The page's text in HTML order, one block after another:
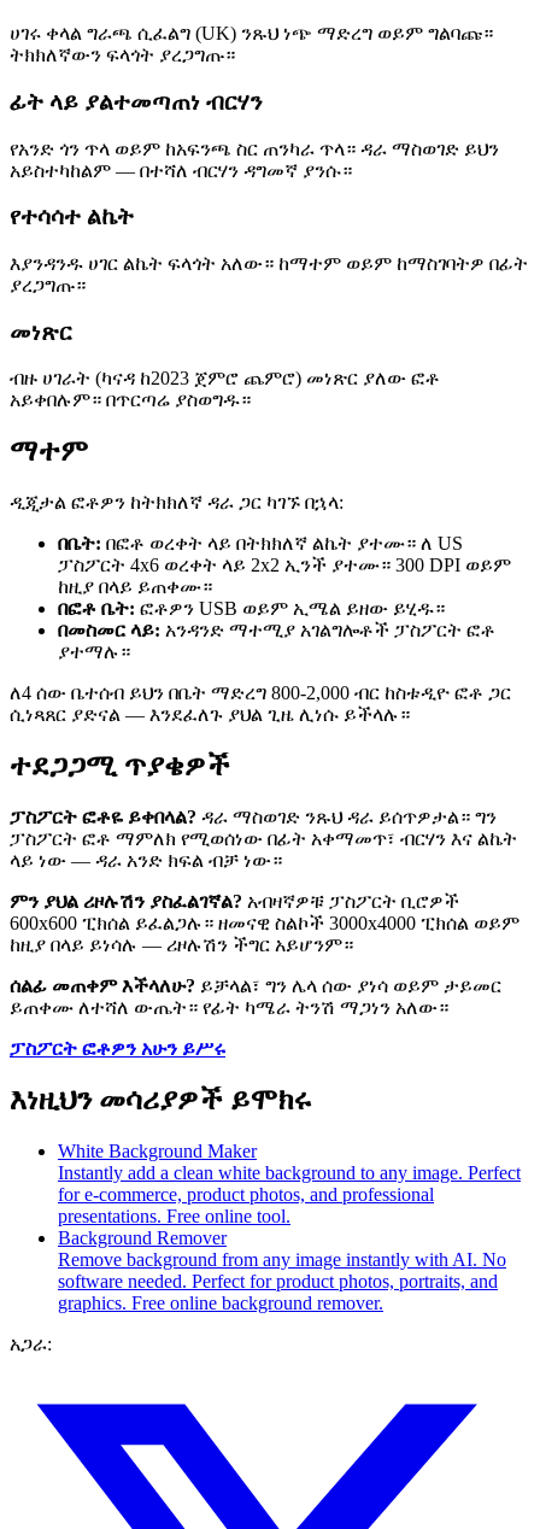
ሀገሩ ቀላል ግራጫ ሲፈልግ (UK) ንጹህ ነጭ ማድረግ ወይም ግልባጩ።
ትክክለኛውን ፍላጎት ያረጋግጡ።
ፊት ላይ ያልተመጣጠነ ብርሃን
የአንድ ጎን ጥላ ወይም ከአፍንጫ ስር ጠንካራ ጥላ። ዳራ ማስወገድ ይህን
አይስተካከልም — በተሻለ ብርሃን ዳግመኛ ያንሱ።
የተሳሳተ ልኬት
እያንዳንዱ ሀገር ልኬት ፍላጎት አለው። ከማተም ወይም ከማስገባትዎ በፊት
ያረጋግጡ።
መነጽር
ብዙ ሀገራት (ካናዳ ከ2023 ጀምሮ ጨምሮ) መነጽር ያለው ፎቶ
አይቀበሉም። በጥርጣሬ ያስወግዱ።
ማተም
ዲጂታል ፎቶዎን ከትክክለኛ ዳራ ጋር ካገኙ በኋላ:
በቤት: በፎቶ ወረቀት ላይ በትክክለኛ ልኬት ያተሙ። ለ US
ፓስፖርት 4x6 ወረቀት ላይ 2x2 ኢንች ያተሙ። 300 DPI ወይም
ከዚያ በላይ ይጠቀሙ።
በፎቶ ቤት: ፎቶዎን USB ወይም ኢሜል ይዘው ይሂዱ።
በመስመር ላይ: አንዳንድ ማተሚያ አገልግሎቶች ፓስፖርት ፎቶ
ያተማሉ።
ለ4 ሰው ቤተሰብ ይህን በቤት ማድረግ 800-2,000 ብር ከስቱዲዮ ፎቶ ጋር
ሲነጻጸር ያድናል — እንደፈለጉ ያህል ጊዜ ሊነሱ ይችላሉ።
ተደጋጋሚ ጥያቄዎች
ፓስፖርት ፎቶዬ ይቀበላል? ዳራ ማስወገድ ንጹህ ዳራ ይሰጥዎታል። ግን
ፓስፖርት ፎቶ ማምለክ የሚወሰነው በፊት አቀማመጥ፣ ብርሃን እና ልኬት
ላይ ነው — ዳራ አንድ ክፍል ብቻ ነው።
ምን ያህል ሪዞሉሽን ያስፈልገኛል? አብዛኛዎቹ ፓስፖርት ቢሮዎች
600x600 ፒክሰል ይፈልጋሉ። ዘመናዊ ስልኮች 3000x4000 ፒክሰል ወይም
ከዚያ በላይ ይነሳሉ — ሪዞሉሽን ችግር አይሆንም።
ሰልፊ መጠቀም እችላለሁ? ይቻላል፣ ግን ሌላ ሰው ያነሳ ወይም ታይመር
ይጠቀሙ ለተሻለ ውጤት። የፊት ካሜራ ትንሽ ማጋነን አለው።
ፓስፖርት ፎቶዎን አሁን ይሥሩ
እነዚህን መሳሪያዎች ይሞክሩ
White Background Maker
Instantly add a clean white background to any image. Perfect
for e-commerce, product photos, and professional
presentations. Free online tool.
Background Remover
Remove background from any image instantly with AI. No
software needed. Perfect for product photos, portraits, and
graphics. Free online background remover.
አጋራ: